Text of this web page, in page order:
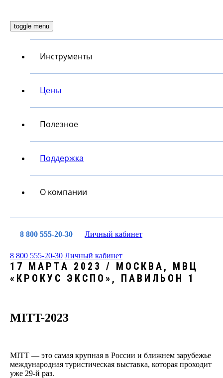
toggle menu
Инструменты
Цены
Полезное
Поддержка
О компании
8 800 555-20-30 Личный кабинет
8 800 555-20-30 Личный кабинет
17 МАРТА 2023 / МОСКВА, МВЦ
«КРОКУС ЭКСПО», ПАВИЛЬОН 1
MITT-2023
MITT — это самая крупная в России и ближнем зарубежье
международная туристическая выставка, которая проходит
уже 29-й раз.